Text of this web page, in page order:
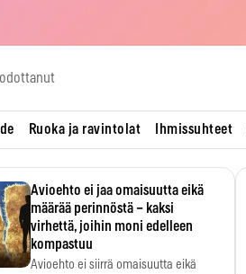
odottanut
Ruoka ja ravintolat Ihmissuhteet
Avioehto ei jaa omaisuutta eikä
määrää perinnöstä – kaksi
virhettä, joihin moni edelleen
kompastuu
Avioehto ei siirrä omaisuutta eikä